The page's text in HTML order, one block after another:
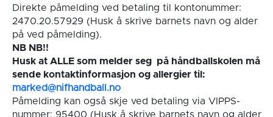
Direkte påmelding ved betaling til kontonummer:
2470.20.57929 (Husk å skrive barnets navn og alder
på ved påmelding).
NB NB!!
Husk at ALLE som melder seg på håndballskolen må
sende kontaktinformasjon og allergier til:
marked@nifhandball.no
Påmelding kan også skje ved betaling via VIPPS-
nummer: 95400 (Husk å skrive barnets navn og alder